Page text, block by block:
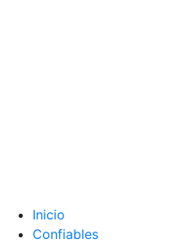
Inicio
Confiables